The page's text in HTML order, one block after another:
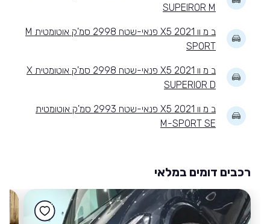
SUPEIROR M
ב מ וו X5 2021 פנאי-שטח 2998 סמ'ק אוטומטית M
SPORT
ב מ וו X5 2021 פנאי-שטח 2998 סמ'ק אוטומטית X
SUPERIOR D
ב מ וו X5 2021 פנאי-שטח 2993 סמ'ק אוטומטית
M-SPORT SE
רכבים דומים במלאי